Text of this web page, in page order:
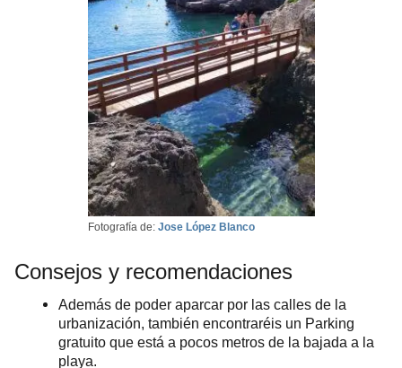
Fotografía de: Jose López Blanco
Consejos y recomendaciones
Además de poder aparcar por las calles de la
urbanización, también encontraréis un Parking
gratuito que está a pocos metros de la bajada a la
playa.